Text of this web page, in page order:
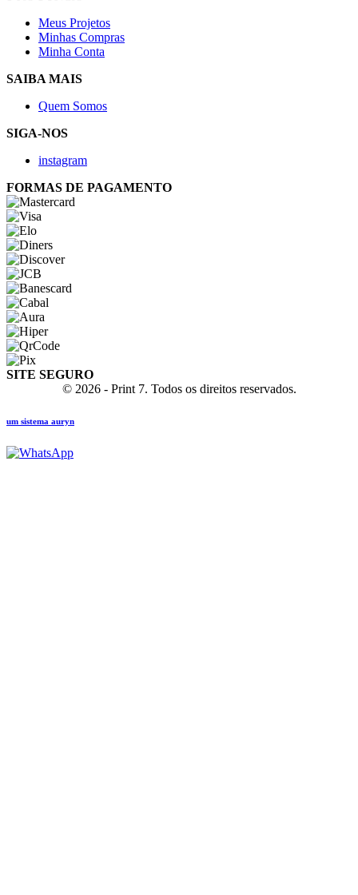
Meus Projetos
Minhas Compras
Minha Conta
SAIBA MAIS
Quem Somos
SIGA-NOS
instagram
FORMAS DE PAGAMENTO
SITE SEGURO
© 2026 - Print 7. Todos os direitos reservados.
um sistema auryn